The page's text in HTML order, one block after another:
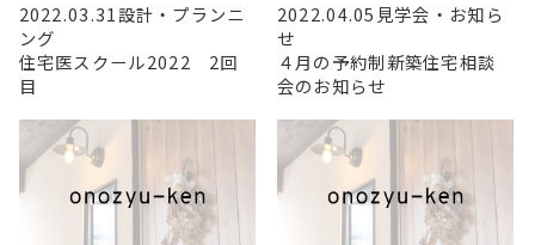
2022.03.31設計・プランニ
ング
住宅医スクール2022 2回
目
2022.04.05 見学会・お知ら
せ
４月の予約制新築住宅相談
会のお知らせ